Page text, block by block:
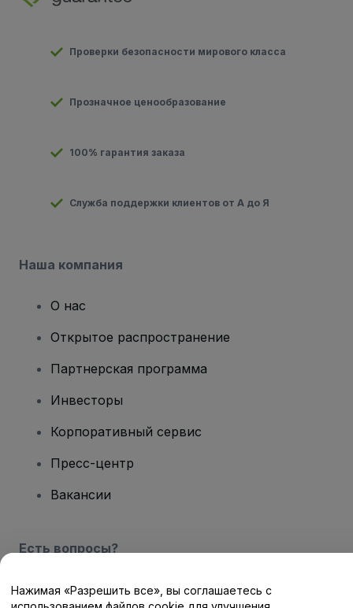
Проверки безопасности мирового класса
Прозначное ценообразование
100% гарантия заказа
Служба поддержки клиентов от А до Я
Наша компания
О нас
Открытое распространение
Партнерская программа
Инвесторы
Корпоративный сервис
Пресс-центр
Вакансии
Есть вопросы?
Центр помощи / Свяжитесь с нами
Нажимая «Разрешить все», вы соглашаетесь с